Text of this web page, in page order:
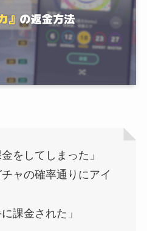
をしてしまった」
ャの確率通りにアイ
課金された」